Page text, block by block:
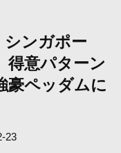
ンガポー
得意パターン
豪ペッダムに
23